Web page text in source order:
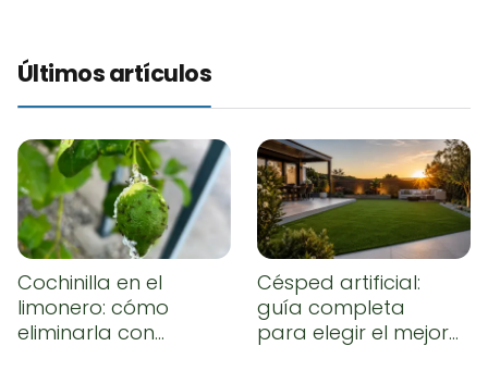
Últimos artículos
Cochinilla en el
limonero: cómo
eliminarla con
Césped artificial:
guía completa
para elegir el mejor,